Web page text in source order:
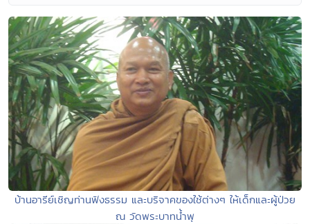
บ้านอารีย์เชิญท่านฟังธรรม และบริจาคของใช้ต่างๆ ให้เด็กและผู้ป่วย
ณ วัดพระบาทน้ำพุ